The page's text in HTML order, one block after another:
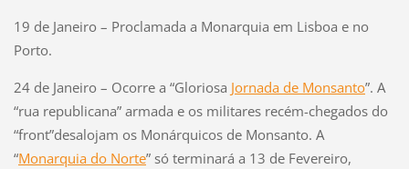
19 de Janeiro – Proclamada a Monarquia em Lisboa e no
Porto.
24 de Janeiro – Ocorre a “Gloriosa Jornada de Monsanto”. A
“rua republicana” armada e os militares recém-chegados do
“front”desalojam os Monárquicos de Monsanto. A
“Monarquia do Norte” só terminará a 13 de Fevereiro,